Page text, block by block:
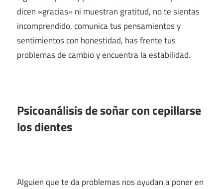
dicen «gracias» ni muestran gratitud, no te sientas
incomprendido, comunica tus pensamientos y
sentimientos con honestidad, has frente tus
problemas de cambio y encuentra la estabilidad.
Psicoanálisis de soñar con cepillarse
los dientes
Alguien que te da problemas nos ayudan a poner en